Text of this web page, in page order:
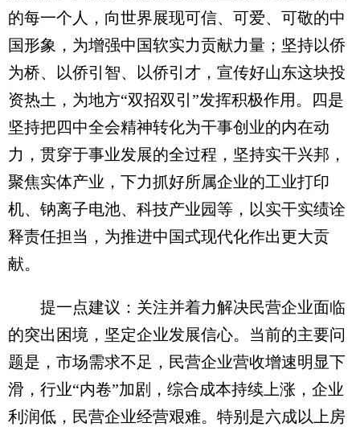
的每一个人，向世界展现可信、可爱、可敬的中
国形象，为增强中国软实力贡献力量；坚持以侨
为桥、以侨引智、以侨引才，宣传好山东这块投
资热土，为地方“双招双引”发挥积极作用。四是
坚持把四中全会精神转化为干事创业的内在动
力，贯穿于事业发展的全过程，坚持实干兴邦，
聚焦实体产业，下力抓好所属企业的工业打印
机、钠离子电池、科技产业园等，以实干实绩诠
释责任担当，为推进中国式现代化作出更大贡
献。
提一点建议：关注并着力解决民营企业面临
的突出困境，坚定企业发展信心。当前的主要问
题是，市场需求不足，民营企业营收增速明显下
滑，行业“内卷”加剧，综合成本持续上涨，企业
利润低，民营企业经营艰难。特别是六成以上房